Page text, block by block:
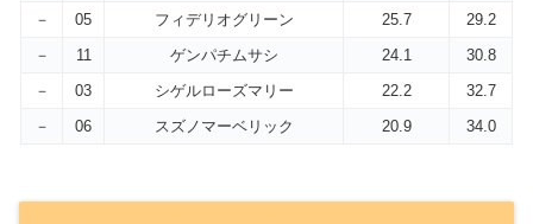
－
05 フィデリオグリーン 25.7
29.2
－
11 ゲンパチムサシ 24.1
30.8
－
03 シゲルローズマリー 22.2
32.7
－
06 スズノマーベリック 20.9 34.0